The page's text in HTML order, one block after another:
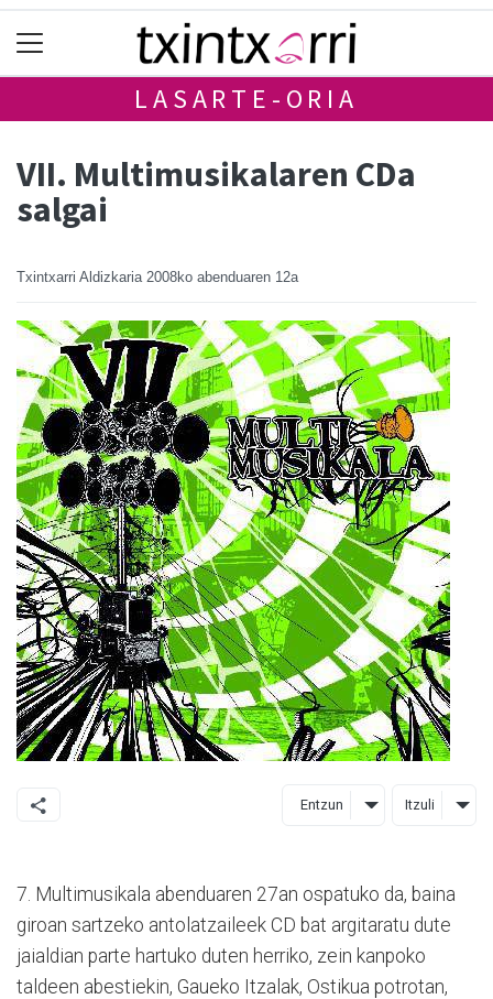
LASARTE-ORIA
VII. Multimusikalaren CDa
salgai
Txintxarri Aldizkaria 2008ko abenduaren 12a
Entzun Itzuli
7. Multimusikala abenduaren 27an ospatuko da, baina
giroan sartzeko antolatzaileek CD bat argitaratu dute
jaialdian parte hartuko duten herriko, zein kanpoko
taldeen abestiekin, Gaueko Itzalak, Ostikua potrotan,